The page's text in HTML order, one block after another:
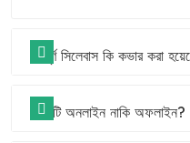
সম্পূর্ণ সিলেবাস কি কভার করা
কোর্সটি অনলাইন নাকি অফলাইন?